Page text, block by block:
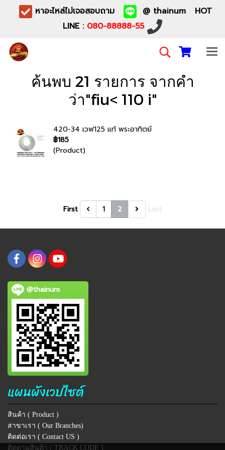
หาอะไหล่ไม่เจอสอบถาม
@ thainum HOT
LINE : 080-88888-55
ค้นพบ 21 รายการ จากคำ
ว่า"fiu< 110 i"
420-34 เวฟ125 แท้ พระอาทิตย์
฿185
(Product)
First 1 2
@thainum
แผนผังเวปไซต์
สินค้า ( Product )
สาขาเรา ( Our Branches)
ติดต่อเรา ( Contact US )
ติดตามสินค้า ( TRACK CODE )